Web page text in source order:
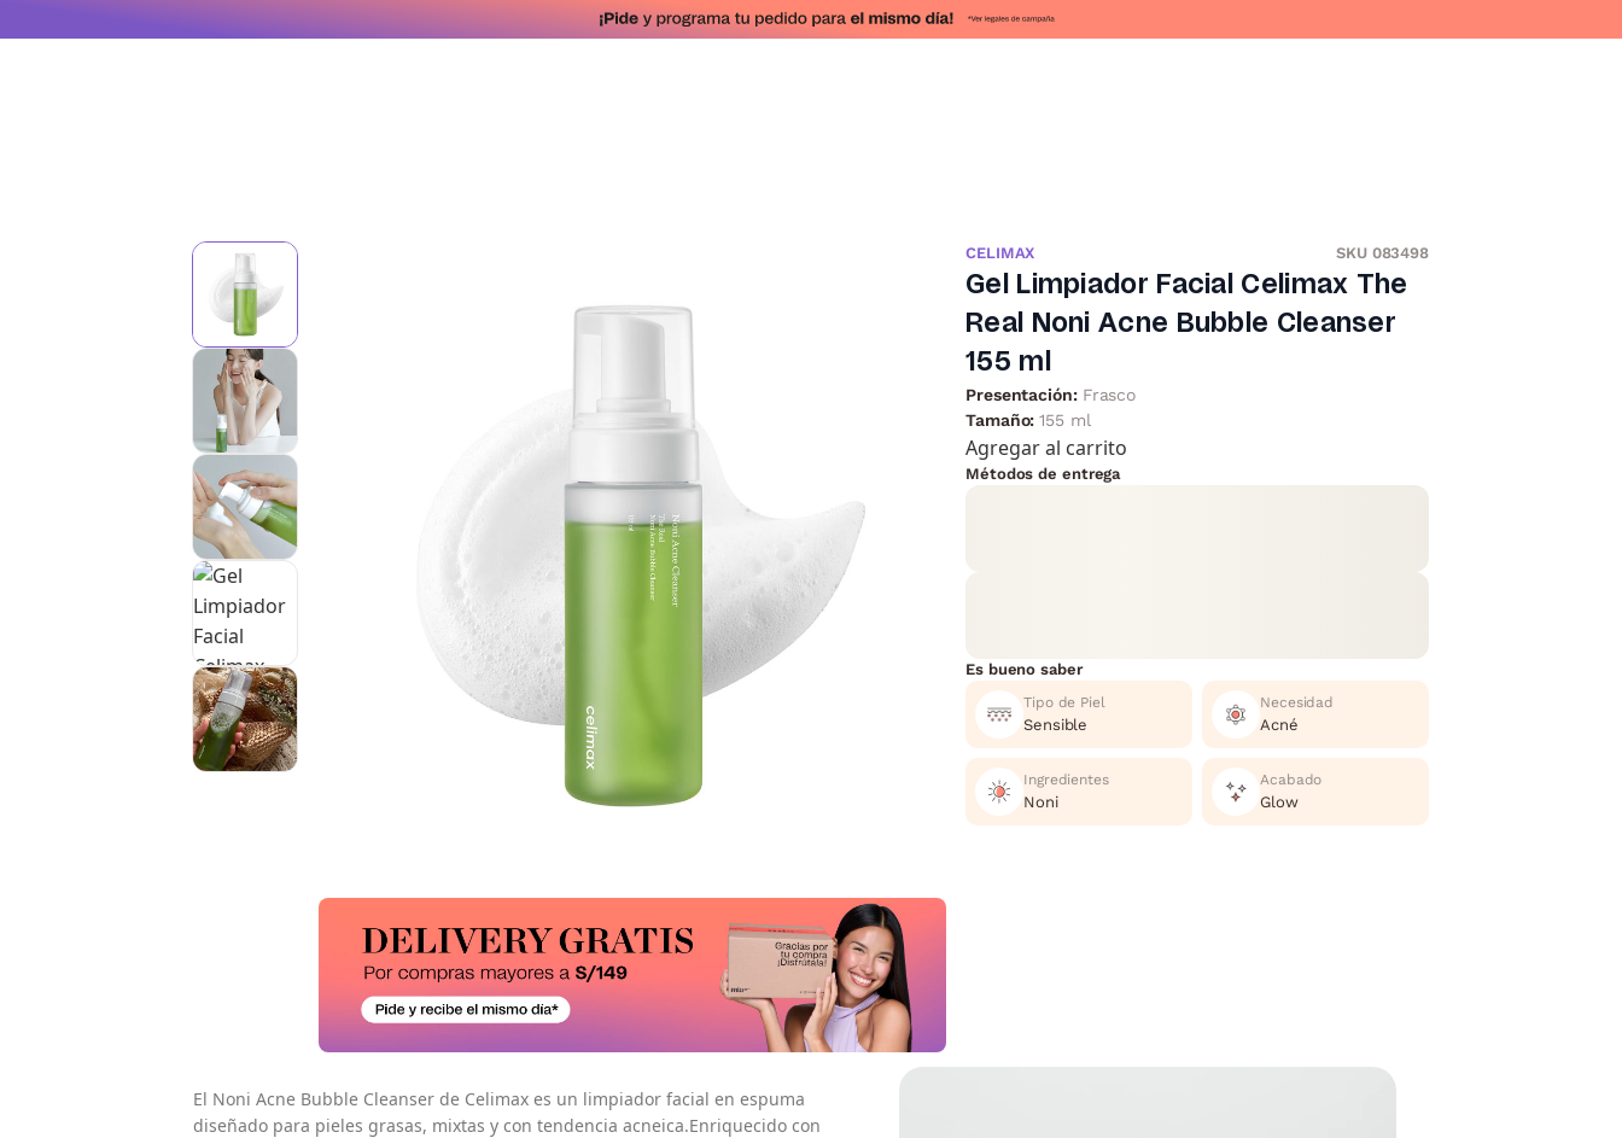
CELIMAX SKU 083498
Gel Limpiador Facial Celimax The
Real Noni Acne Bubble Cleanser
155 ml
Presentación: Frasco
Tamaño:155 ml
Agregar al carrito
Métodos de entrega
Es bueno saber
Tipo de Piel
Sensible
Necesidad
Acné
Ingredientes
Noni
Acabado
Glow
El Noni Acne Bubble Cleanser de Celimax es un limpiador facial en espuma
diseñado para pieles grasas, mixtas y con tendencia acneica.Enriquecido con